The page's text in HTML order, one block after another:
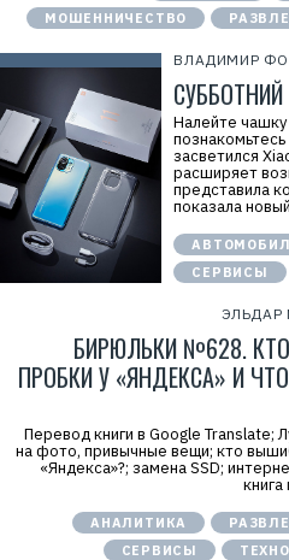
МОШЕННИЧЕСТВО
ВЛАДИМИР
Налейте
засветился
расширяет
представила
показала
СЕРВИСЫ
ЭЛЬДАР
БИРЮЛЬКИ №628.
ПРОБКИ У «ЯНДЕКСА» И
Перевод книги в Google Translate;
на фото, привычные вещи; кто
«Яндекса»?; замена SSD;
АНАЛИТИКА
СЕРВИСЫ